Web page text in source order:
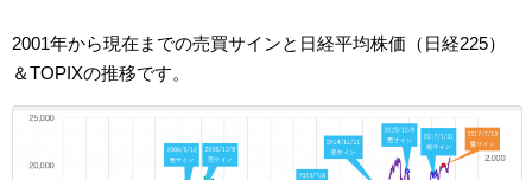
2001年から現在までの売買サインと日経平均株価（日経225）
＆TOPIXの推移です。